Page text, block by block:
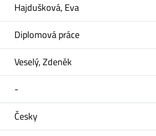
Hajdušková, Eva
Diplomová práce
Veselý, Zdeněk
-
Česky